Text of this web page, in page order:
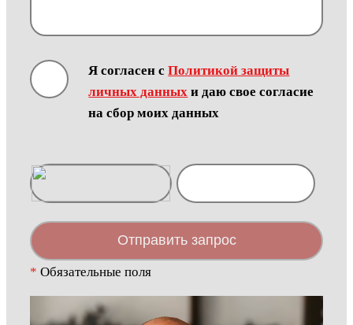
Я согласен сПолитикой защиты
личных данных и даю свое согласие
на сбор моих данных
Отправить запрос
* Обязательные поля